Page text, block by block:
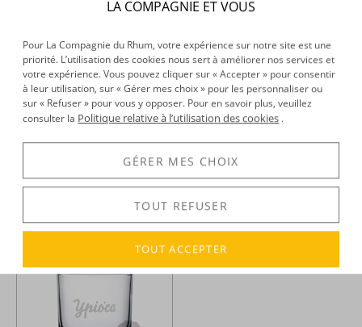
Ypioca -Cachaça - Prata - 1L -
38°
+
Ypioca -Cachaça -
Castanheira - 70cl - 38°
28,20 €TTC
LA COMPAGNIE ET VOUS
Pour La Compagnie du Rhum, votre expérience sur notre site est une
priorité. L’utilisation des cookies nous sert à améliorer nos services et
votre expérience. Vous pouvez cliquer sur « Accepter » pour consentir
à leur utilisation, sur « Gérer mes choix » pour les personnaliser ou
sur « Refuser » pour vous y opposer. Pour en savoir plus, veuillez
consulter la Politique relative à l’utilisation des cookies .
GÉRER MES CHOIX
TOUT REFUSER
TOUT ACCEPTER